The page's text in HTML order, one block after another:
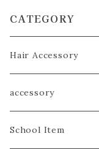
CATEGORY
Hair Accessory
ヘアゴム／シュシュ
ヘアピン／コーム
accessory
こども
School Item